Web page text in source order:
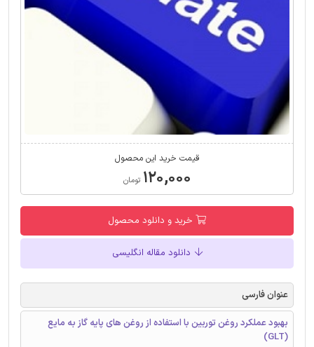
قیمت خرید این محصول
۱۲۰,۰۰۰ تومان
خرید و دانلود محصول
دانلود مقاله انگلیسی
عنوان فارسی
بهبود عملکرد روغن توربین با استفاده از روغن های پایه گاز به مایع
(GLT)